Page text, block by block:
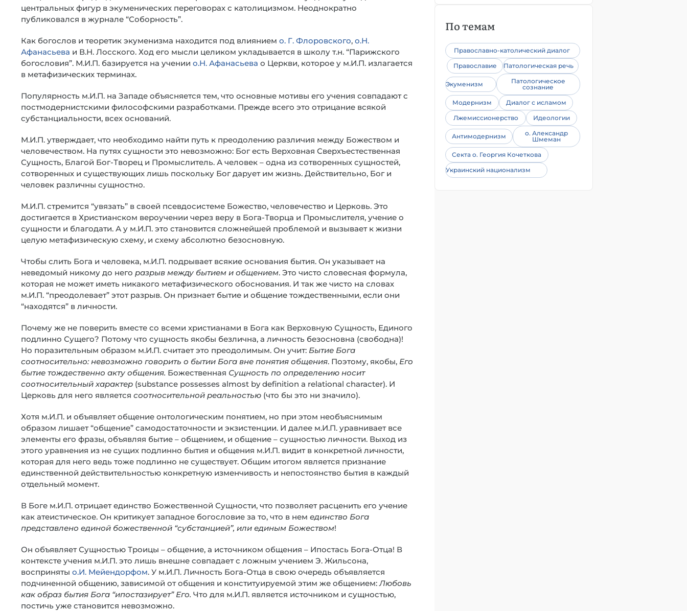
центральных фигур в экуменических переговорах с католицизмом. Неоднократно
публиковался в журнале “Соборность”.
Как богослов и теоретик экуменизма находится под влиянием о. Г. Флоровского, о.Н.
Афанасьева и В.Н. Лосского. Ход его мысли целиком укладывается в школу т.н. “Парижского
богословия”. М.И.П. базируется на учении о.Н. Афанасьева о Церкви, которое у м.И.П. излагается
в метафизических терминах.
Популярность м.И.П. на Западе объясняется тем, что основные мотивы его учения совпадают с
постмодернистскими философскими разработками. Прежде всего это отрицание всякой
субстанциальности, всех оснований.
М.И.П. утверждает, что необходимо найти путь к преодолению различия между Божеством и
человечеством. На путях сущности это невозможно: Бог есть Верховная Сверхъестественная
Сущность, Благой Бог-Творец и Промыслитель. А человек – одна из сотворенных сущностей,
сотворенных и существующих лишь поскольку Бог дарует им жизнь. Действительно, Бог и
человек различны сущностно.
М.И.П. стремится “увязать” в своей псевдосистеме Божество, человечество и Церковь. Это
достигается в Христианском вероучении через веру в Бога-Творца и Промыслителя, учение о
сущности и благодати. А у м.И.П. это становится сложнейшей проблемой и вызывает к жизни
целую метафизическую схему, и схему абсолютно безосновную.
Чтобы слить Бога и человека, м.И.П. подрывает всякие основания бытия. Он указывает на
неведомый никому до него разрыв между бытием и общением. Это чисто словесная формула,
которая не может иметь никакого метафизического обоснования. И так же чисто на словах
м.И.П. “преодолевает” этот разрыв. Он признает бытие и общение тождественными, если они
“находятся” в личности.
Почему же не поверить вместе со всеми христианами в Бога как Верховную Сущность, Единого
подлинно Сущего? Потому что сущность якобы безлична, а личность безосновна (свободна)!
Но поразительным образом м.И.П. считает это преодолимым. Он учит: Бытие Бога
соотносительно: невозможно говорить о бытии Бога вне понятия общения. Поэтому, якобы, Его
бытие тождественно акту общения. Божественная Сущность по определению носит
соотносительный характер (substance possesses almost by definition a relational character). И
Церковь для него является соотносительной реальностью (что бы это ни значило).
Хотя м.И.П. и объявляет общение онтологическим понятием, но при этом необъяснимым
образом лишает “общение” самодостаточности и экзистенции. И далее м.И.П. уравнивает все
элементы его фразы, объявляя бытие – общением, и общение – сущностью личности. Выход из
этого уравнения из не сущих подлинно бытия и общения м.И.П. видит в конкретной личности,
которая для него ведь тоже подлинно не существует. Общим итогом является признание
единственной действительностью конкретную изменчивость и непостоянство бытия в каждый
отдельный момент.
В Боге м.И.П. отрицает единство Божественной Сущности, что позволяет расценить его учение
как атеистическое. Он критикует западное богословие за то, что в нем единство Бога
представлено единой божественной “субстанцией”, или единым Божеством!
Он объявляет Сущностью Троицы – общение, а источником общения – Ипостась Бога-Отца! В
контексте учения м.И.П. это лишь внешне совпадает с ложным учением Э. Жильсона,
восприняты о.И. Мейендорфом. У м.И.П. Личность Бога-Отца в свою очередь объявляется
подчиненной общению, зависимой от общения и конституируемой этим же общением:Любовь
как образ бытия Бога “ипостазирует” Его. Что для м.И.П. является источником и сущностью,
постичь уже становится невозможно.
По темам
Православно-католический диалог
Православие
Патологическая речь
Экуменизм
Патологическое
сознание
Модернизм
Диалог с исламом
Лжемиссионерство
Идеологии
Антимодернизм
о. Александр
Шмеман
Секта о. Георгия Кочеткова
Украинский национализм